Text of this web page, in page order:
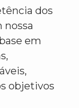
dos
nossa
em
objetivos